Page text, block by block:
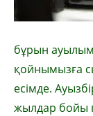
бұрын
қойнымызға
есімде.
жылдар бойы